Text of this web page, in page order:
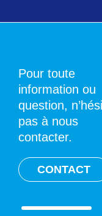
Pour toute
information ou
question,
pas à nous
contacter.
CONTACT